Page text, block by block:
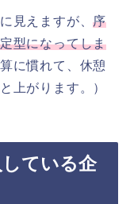
見えますが、序
型になってしま
に慣れて、休憩
上がります。）
ている企